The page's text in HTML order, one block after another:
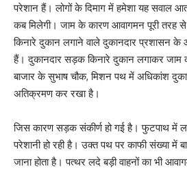
परेशान हैं। लोगों के दिमाग में हमेशा यह सवाल
कब मिलेगी। जाम के कारण आवागमन पूरी तरह से
किनारे दुकान लगाने वाले दुकानदार प्रशासन
हैं। दुकानदार सड़क किनारे दुकान लगाकर जाम
बाजार के सुभाष चौक, मिशन पथ में अधिकांश
अतिक्रमण कर रखा है।
जिस कारण सड़क संकीर्ण हो गई है। फुटपाथ में
परेशानी हो रही है। उक्त पथ पर काफी संख्या में
जाना होता है। पत्थर लदे बड़ी वाहनों का भी